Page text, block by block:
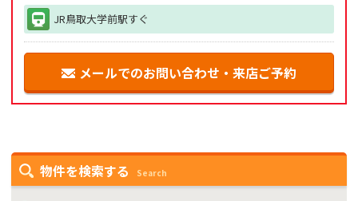
物件を検索する Search
JR鳥取大学前駅すぐ
メールでのお問い合わせ・来店ご予約